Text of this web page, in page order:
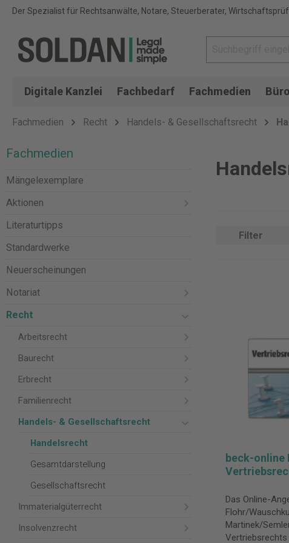
Der Spezialist für Rechtsanwälte, Notare, Steuerberater,
Digitale Kanzlei Fachbedarf Fachmedien
Fachmedien Recht Handels- & Gesellschaftsrecht
Fachmedien
Mängelexemplare
Aktionen
Literaturtipps
Standardwerke
Neuerscheinungen
Notariat
Recht
Arbeitsrecht
Baurecht
Erbrecht
Familienrecht
Handels- & Gesellschaftsrecht
Handelsrecht
Gesamtdarstellung
Gesellschaftsrecht
Immaterialgüterrecht
Insolvenzrecht
Filter
beck-online
Das Online-
Flohr/
Martinek/
Vertriebsrechts